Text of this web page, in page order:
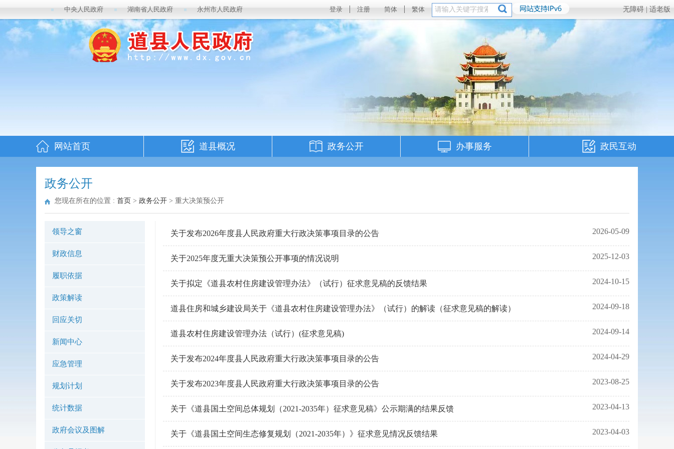
中央人民政府 湖南省人民政府 永州市人民政府 登录 注册 简体 繁体 无障碍 | 适老版
网站首页 道县概况 政务公开 办事服务 政民互动
政务公开
您现在所在的位置 : 首页 > 政务公开 > 重大决策预公开
领导之窗
财政信息
履职依据
政策解读
回应关切
新闻中心
应急管理
规划计划
统计数据
政府会议及图解
关于发布2026年度县人民政府重大行政决策事项目录的公告 2026-05-09
关于2025年度无重大决策预公开事项的情况说明 2025-12-03
关于拟定《道县农村住房建设管理办法》（试行）征求意见稿的反馈结果 2024-10-15
道县住房和城乡建设局关于《道县农村住房建设管理办法》（试行）的解读（征求意见稿的解读） 2024-09-18
道县农村住房建设管理办法（试行）(征求意见稿) 2024-09-14
关于发布2024年度县人民政府重大行政决策事项目录的公告 2024-04-29
关于发布2023年度县人民政府重大行政决策事项目录的公告 2023-08-25
关于《道县国土空间总体规划（2021-2035年）征求意见稿》公示期满的结果反馈 2023-04-13
关于《道县国土空间生态修复规划（2021-2035年）》征求意见情况反馈结果 2023-04-03